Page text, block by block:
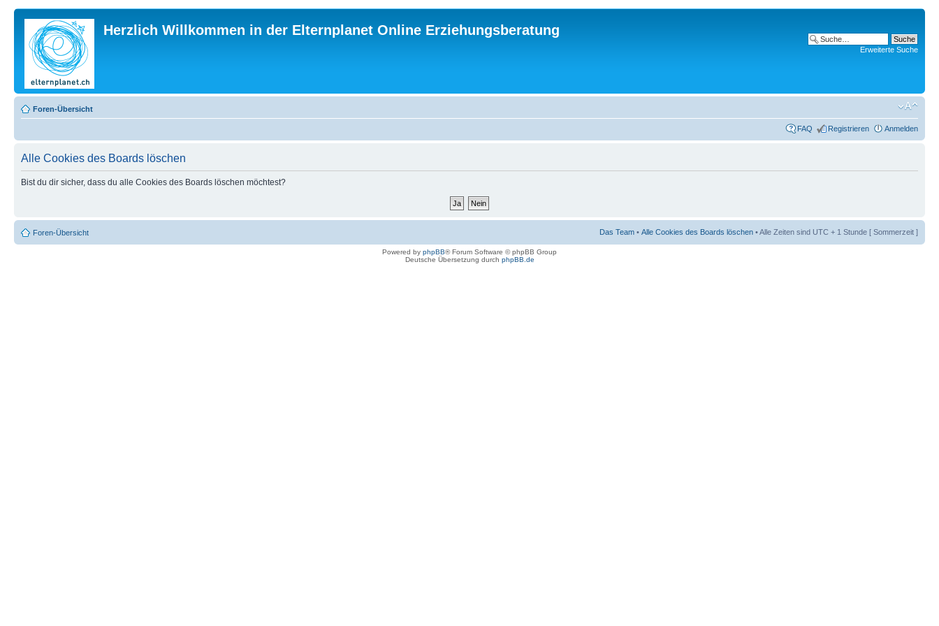
Herzlich Willkommen in der Elternplanet Online Erziehungsberatung
Erweiterte Suche
Foren-Übersicht
FAQ Registrieren Anmelden
Alle Cookies des Boards löschen
Bist du dir sicher, dass du alle Cookies des Boards löschen möchtest?
Foren-Übersicht Das Team • Alle Cookies des Boards löschen • Alle Zeiten sind UTC + 1 Stunde [ Sommerzeit ]
Powered by phpBB® Forum Software © phpBB Group
Deutsche Übersetzung durch phpBB.de